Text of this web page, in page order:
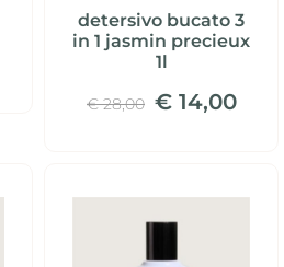
detersivo bucato 3
in 1 jasmin precieux
1l
€ 28,00 € 14,00